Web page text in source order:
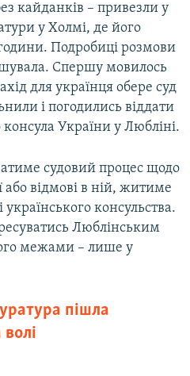
кайданків – привезли у
у Холмі, де його
Подробиці розмови
Спершу мовилось
для українця обере суд
і погодились віддати
України у Любліні.
судовий процес щодо
або відмові в ній, житиме
консульства.
Люблінським
межами – лише у
пішла